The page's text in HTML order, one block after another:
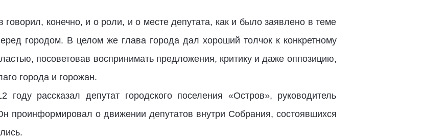
конечно, и о роли, и о месте депутата, как и было заявлено в теме
городом. В целом же глава города дал хороший толчок к конкретному
посоветовав воспринимать предложения, критику и даже оппозицию,
города и горожан.
рассказал депутат городского поселения «Остров», руководитель
о движении депутатов внутри Собрания, состоявшихся